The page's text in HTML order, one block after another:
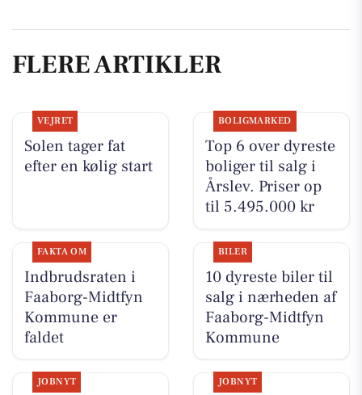
FLERE ARTIKLER
VEJRET
Solen tager fat
efter en kølig start
BOLIGMARKED
Top 6 over dyreste
boliger til salg i
Årslev. Priser op
til 5.495.000 kr
FAKTA OM
Indbrudsraten i
Faaborg-Midtfyn
Kommune er
faldet
BILER
10 dyreste biler til
salg i nærheden af
Faaborg-Midtfyn
Kommune
JOBNYT JOBNYT